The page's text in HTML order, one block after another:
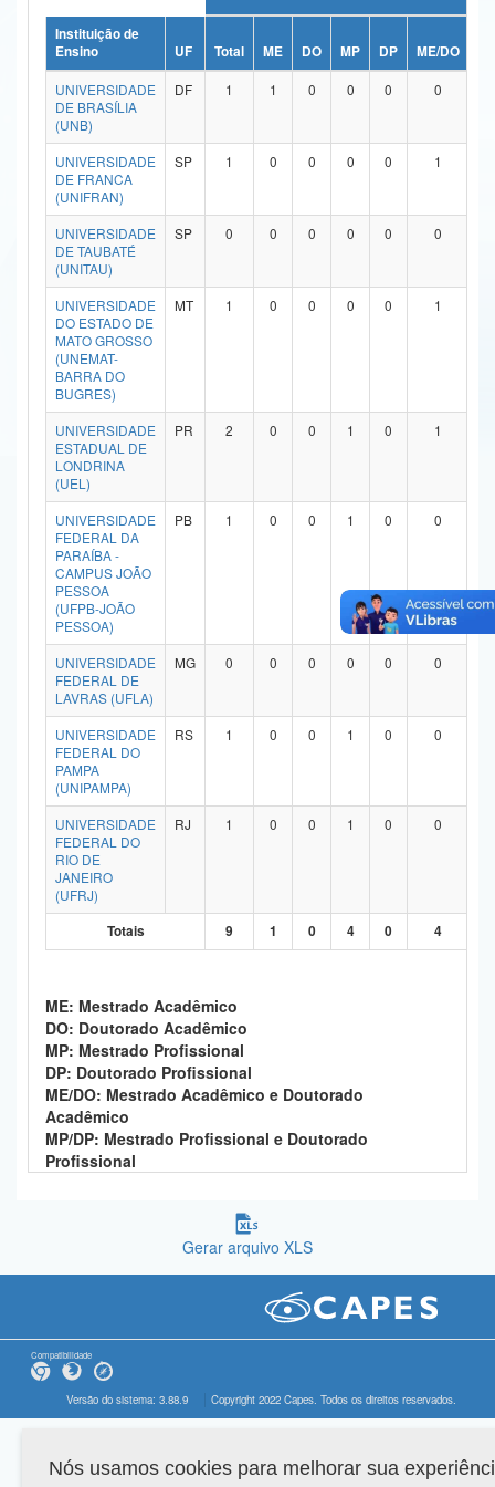
Ministério da Ciência, Tecnologia, Inovações e Comunicações
Ministério do Meio Ambiente
Ministério do Turismo
Ministério do Desenvolvimento Regional
Controladoria-Geral da União
Ministério da Mulher, da Família e dos Direitos Humanos
Secretaria-Geral
Secretaria de Governo
Gabinete de Segurança Institucional
Advocacia-Geral da União
Banco Central do Brasil
Instituição de
Ensino
UF Total ME DO MP DP ME/DO
UNIVERSIDADE
DE BRASÍLIA
(UNB)
DF 1 1 0 0 0 0
UNIVERSIDADE
DE FRANCA
(UNIFRAN)
SP 1 0 0 0 0 1
UNIVERSIDADE
DE TAUBATÉ
(UNITAU)
SP 0 0 0 0 0 0
UNIVERSIDADE
DO ESTADO DE
MATO GROSSO
(UNEMAT-
BARRA DO
BUGRES)
MT 1 0 0 0 0 1
UNIVERSIDADE
ESTADUAL DE
LONDRINA
(UEL)
PR 2 0 0 1 0 1
UNIVERSIDADE
FEDERAL DA
PARAÍBA -
CAMPUS JOÃO
PESSOA
(UFPB-JOÃO
PESSOA)
PB 1 0 0 1 0 0
UNIVERSIDADE
FEDERAL DE
LAVRAS (UFLA)
MG 0 0 0 0 0 0
UNIVERSIDADE
FEDERAL DO
PAMPA
(UNIPAMPA)
RS 1 0 0 1 0 0
UNIVERSIDADE
FEDERAL DO
RIO DE
JANEIRO
(UFRJ)
RJ 1 0 0 1 0 0
Totais 9 1 0 4 0 4
ME: Mestrado Acadêmico
DO: Doutorado Acadêmico
MP: Mestrado Profissional
DP: Doutorado Profissional
ME/DO: Mestrado Acadêmico e Doutorado
Acadêmico
MP/DP: Mestrado Profissional e Doutorado
Profissional
Gerar arquivo XLS
Compatibilidade
Versão do sistema: 3.88.9 Copyright 2022 Capes. Todos os direitos reservados.
Nós usamos cookies para melhorar sua